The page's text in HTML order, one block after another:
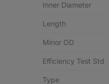
Inner Diameter
Length
Minor OD
Efficiency Test Std
Type